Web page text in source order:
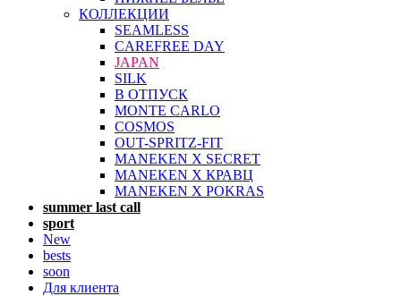
КОЛЛЕКЦИИ
SEAMLESS
CAREFREE DAY
JAPAN
SILK
В ОТПУСК
MONTE CARLO
COSMOS
OUT-SPRITZ-FIT
MANEKEN X SECRET
MANEKEN X КРАВЦ
MANEKEN X POKRAS
summer last call
sport
New
bests
soon
Для клиента